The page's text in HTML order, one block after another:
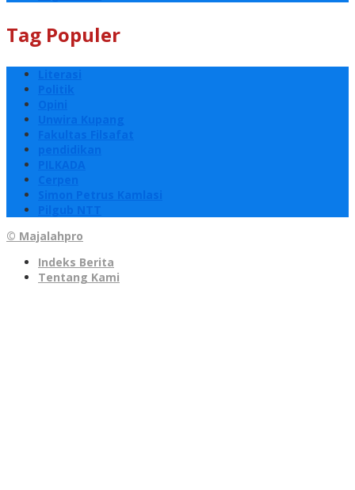
Tag Populer
© Majalahpro
Indeks Berita
Tentang Kami